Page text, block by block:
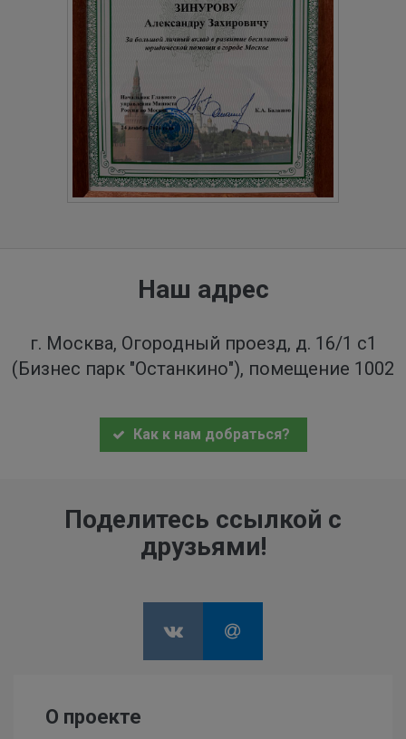
Наш адрес
г. Москва, Огородный проезд, д. 16/1 с1
(Бизнес парк "Останкино"), помещение 1002
Как к нам добраться?
Поделитесь ссылкой с
друзьями!
О проекте